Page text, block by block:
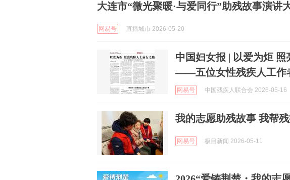
大连市“微光聚暖·与爱同行”助残故事演讲
网易号 直播城市 2026-05-20
中国妇女报 | 以爱为炬
——五位女性残疾人工作
网易号 中国残疾人联合会 2026-05-16
我的志愿助残故事 我帮
网易号 极目新闻 2026-05-11